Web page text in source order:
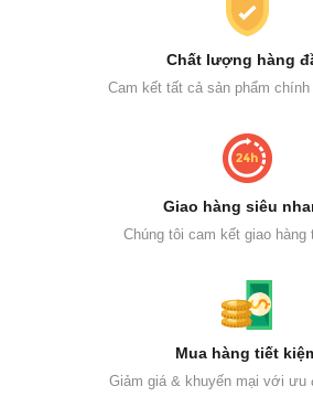
Chất lượng hàng
Cam kết tất cả sản phẩm chính
Giao hàng siêu
Chúng tôi cam kết giao hàng
Mua hàng tiết
Giảm giá & khuyến mại với ưu